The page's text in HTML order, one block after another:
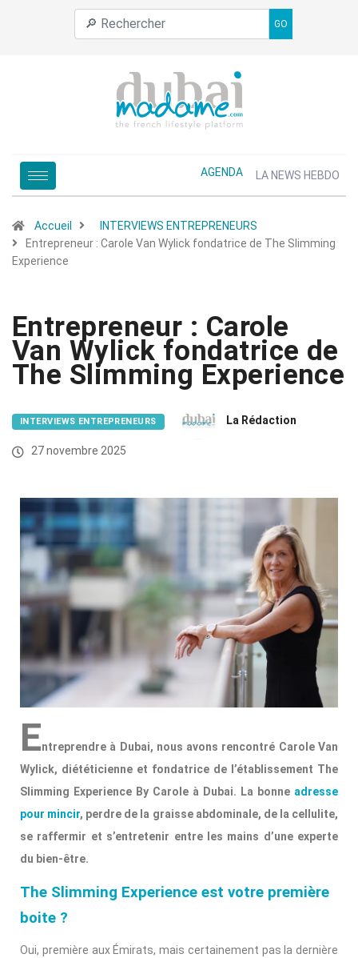
GO
AGENDA LA NEWS HEBDO
Accueil
INTERVIEWS ENTREPRENEURS
Entrepreneur : Carole Van Wylick fondatrice de The Slimming
Experience
Entrepreneur : Carole
Van Wylick fondatrice de
The Slimming Experience
INTERVIEWS ENTREPRENEURS La Rédaction
27 novembre 2025
Entreprendre à Dubai, nous avons rencontré Carole Van
Wylick, diététicienne et fondatrice de l’établissement The
Slimming Experience By Carole à Dubai. La bonne adresse
pour mincir, perdre de la graisse abdominale, de la cellulite,
se raffermir et s’entretenir entre les mains d’une experte
du bien-être.
The Slimming Experience est votre première
boite ?
Oui, première aux Émirats, mais certainement pas la dernière